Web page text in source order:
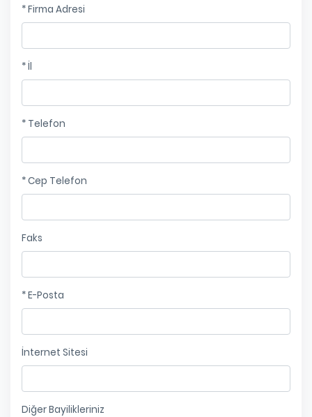
* Firma Adresi
* İl
* Telefon
* Cep Telefon
Faks
* E-Posta
İnternet Sitesi
Diğer Bayilikleriniz